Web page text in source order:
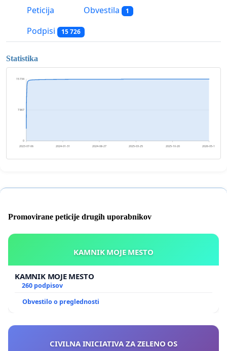
Peticija Obvestila 1
Podpisi 15 726
Statistika
0
7 867
15 734
2023-07-06 2024-01-31 2024-08-27 2025-03-25 2025-10-20 2026-05-17
Promovirane peticije drugih uporabnikov
KAMNIK MOJE MESTO
KAMNIK MOJE MESTO
260 podpisov
Obvestilo o preglednosti
CIVILNA INICIATIVA ZA ZELENO OS